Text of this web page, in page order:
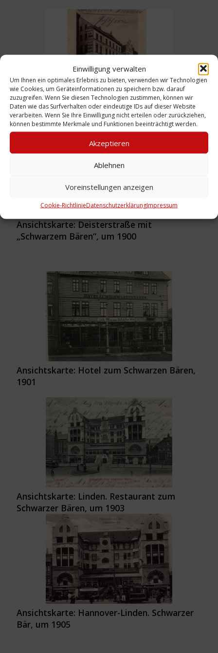
Einwilligung verwalten
Um Ihnen ein optimales Erlebnis zu bieten, verwenden wir Technologien
wie Cookies, um Geräteinformationen zu speichern bzw. darauf
zuzugreifen. Wenn Sie diesen Technologien zustimmen, können wir
Daten wie das Surfverhalten oder eindeutige IDs auf dieser Website
verarbeiten. Wenn Sie Ihre Einwilligung nicht erteilen oder zurückziehen,
können bestimmte Merkmale und Funktionen beeinträchtigt werden.
Akzeptieren
Ablehnen
Voreinstellungen anzeigen
Cookie-RichtlinieDatenschutzerklärungImpressum
Ansichtskarte: Hotel Restaurant Zum
Posthorn, 1.2.1916
Ansichtskarte: Deisterstraße mit
„Schwarzem Bären“, um 1900
Ansichtskarte: Hotel zum Schwarzen Bären,
1901
Ansichtskarte: Linden. Restaurant zum
Schwarzer Bären, um 1903
Ansichtskarte: Hannover-Linden. Schwarzer
Bär, um 1905